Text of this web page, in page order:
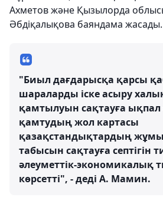
Ахметов және Қызылорда
Әбдіқалықова баяндама жасады.
"Биыл дағдарысқа қарсы
шараларды іске асыру
қамтылуын сақтауға ықпал
қамтудың жол картасы
қазақстандықтардың
табысын сақтауға септігін
әлеуметтік-экономикалық
көрсетті", - деді А. Мамин.